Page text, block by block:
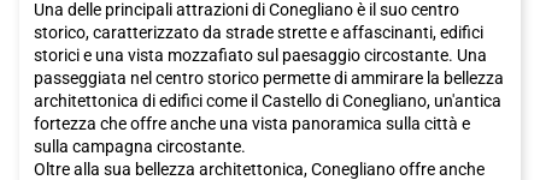
Una delle principali attrazioni di Conegliano è il suo centro
storico, caratterizzato da strade strette e affascinanti, edifici
storici e una vista mozzafiato sul paesaggio circostante. Una
passeggiata nel centro storico permette di ammirare la bellezza
architettonica di edifici come il Castello di Conegliano, un'antica
fortezza che offre anche una vista panoramica sulla città e
sulla campagna circostante.
Oltre alla sua bellezza architettonica, Conegliano offre anche